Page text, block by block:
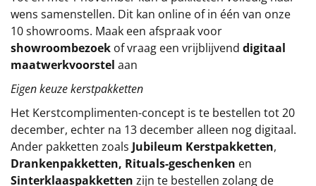
wens samenstellen. Dit kan online of in één van onze
10 showrooms. Maak een afspraak voor
showroombezoek of vraag een vrijblijvend digitaal
maatwerkvoorstel aan
Eigen keuze kerstpakketten
Het Kerstcomplimenten-concept is te bestellen tot 20
december, echter na 13 december alleen nog digitaal.
Ander pakketten zoals Jubileum Kerstpakketten,
Drankenpakketten, Rituals-geschenken en
Sinterklaaspakketten zijn te bestellen zolang de